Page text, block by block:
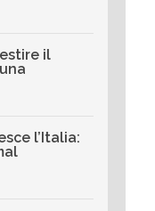
il
l’Italia: